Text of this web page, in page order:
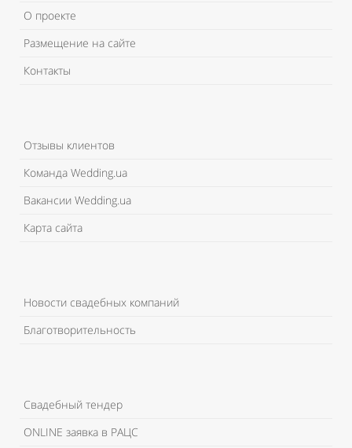
О проекте
Размещение на сайте
Контакты
Отзывы клиентов
Команда Wedding.ua
Вакансии Wedding.ua
Карта сайта
Новости свадебных компаний
Благотворительность
Свадебный тендер
ONLINE заявка в РАЦС